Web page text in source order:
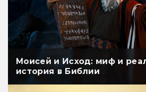
Моисей и Исход: миф и
история в Библии